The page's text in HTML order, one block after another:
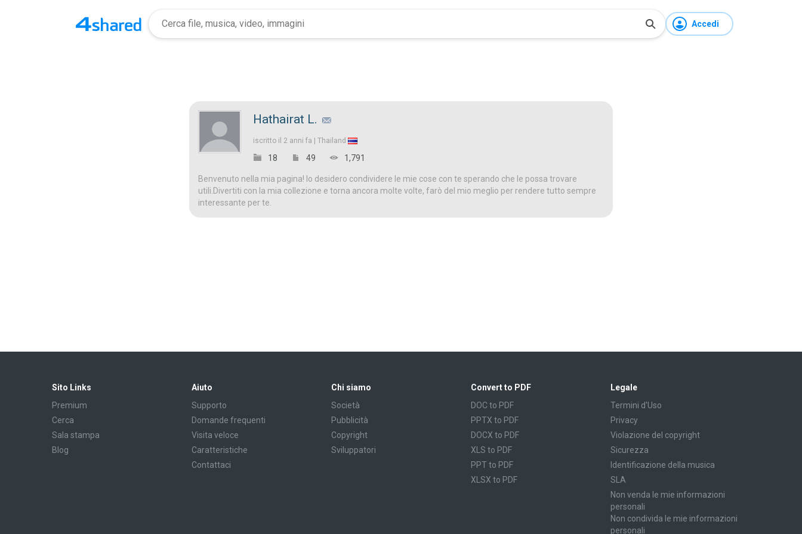
Accedi
Hathairat L.
iscritto il 2 anni fa | Thailand
18 49 1,791
Benvenuto nella mia pagina! Io desidero condividere le mie cose con te sperando che le possa trovare
utili.Divertiti con la mia collezione e torna ancora molte volte, farò del mio meglio per rendere tutto sempre
interessante per te.
Sito Links
Premium
Cerca
Sala stampa
Blog
Aiuto
Supporto
Domande frequenti
Visita veloce
Caratteristiche
Contattaci
Chi siamo
Società
Pubblicità
Copyright
Sviluppatori
Convert to PDF
DOC to PDF
PPTX to PDF
DOCX to PDF
XLS to PDF
PPT to PDF
XLSX to PDF
Legale
Termini d'Uso
Privacy
Violazione del copyright
Sicurezza
Identificazione della musica
SLA
Non venda le mie informazioni
personali
Non condivida le mie informazioni
personali